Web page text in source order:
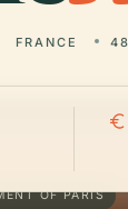
FRANCE
OF PARIS